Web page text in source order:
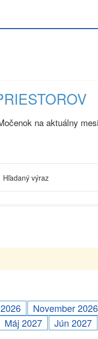
na aktuálny
November 2026
Máj 2027 Jún 2027